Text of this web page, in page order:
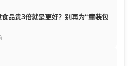
品贵3倍就是更好？别再为“童装包